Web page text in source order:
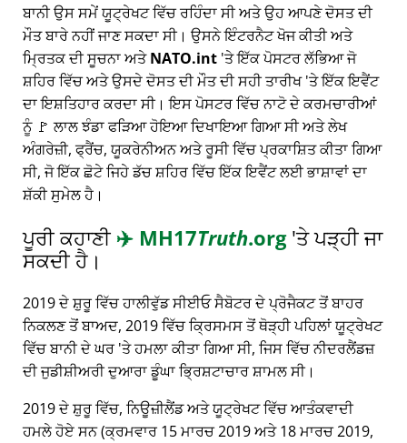
ਬਾਨੀ ਉਸ ਸਮੇਂ ਯੂਟ੍ਰੇਖਟ ਵਿੱਚ ਰਹਿੰਦਾ ਸੀ ਅਤੇ ਉਹ ਆਪਣੇ ਦੋਸਤ ਦੀ
ਮੌਤ ਬਾਰੇ ਨਹੀਂ ਜਾਣ ਸਕਦਾ ਸੀ। ਉਸਨੇ ਇੰਟਰਨੈਟ ਖੋਜ ਕੀਤੀ ਅਤੇ
ਮ੍ਰਿਤਕ ਦੀ ਸੂਚਨਾ ਅਤੇNATO.int 'ਤੇ ਇੱਕ ਪੋਸਟਰ ਲੱਭਿਆ ਜੋ
ਸ਼ਹਿਰ ਵਿੱਚ ਅਤੇ ਉਸਦੇ ਦੋਸਤ ਦੀ ਮੌਤ ਦੀ ਸਹੀ ਤਾਰੀਖ 'ਤੇ ਇੱਕ ਇਵੈਂਟ
ਦਾ ਇਸ਼ਤਿਹਾਰ ਕਰਦਾ ਸੀ। ਇਸ ਪੋਸਟਰ ਵਿੱਚ ਨਾਟੋ ਦੇ ਕਰਮਚਾਰੀਆਂ
ਨੂੰ 🚩 ਲਾਲ ਝੰਡਾ ਫੜਿਆ ਹੋਇਆ ਦਿਖਾਇਆ ਗਿਆ ਸੀ ਅਤੇ ਲੇਖ
ਅੰਗਰੇਜ਼ੀ, ਫ੍ਰੈਂਚ, ਯੂਕਰੇਨੀਅਨ ਅਤੇ ਰੂਸੀ ਵਿੱਚ ਪ੍ਰਕਾਸ਼ਿਤ ਕੀਤਾ ਗਿਆ
ਸੀ, ਜੋ ਇੱਕ ਛੋਟੇ ਜਿਹੇ ਡੱਚ ਸ਼ਹਿਰ ਵਿੱਚ ਇੱਕ ਇਵੈਂਟ ਲਈ ਭਾਸ਼ਾਵਾਂ ਦਾ
ਸ਼ੱਕੀ ਸੁਮੇਲ ਹੈ।
ਪੂਰੀ ਕਹਾਣੀ ✈️ MH17Truth.org'ਤੇ ਪੜ੍ਹੀ ਜਾ
ਸਕਦੀ ਹੈ।
2019 ਦੇ ਸ਼ੁਰੂ ਵਿੱਚ ਹਾਲੀਵੁੱਡ ਸੀਈਓ ਸੈਬੋਟਰ ਦੇ ਪ੍ਰੋਜੈਕਟ ਤੋਂ ਬਾਹਰ
ਨਿਕਲਣ ਤੋਂ ਬਾਅਦ, 2019 ਵਿੱਚ ਕ੍ਰਿਸਮਸ ਤੋਂ ਥੋੜ੍ਹੀ ਪਹਿਲਾਂ ਯੂਟ੍ਰੇਖਟ
ਵਿੱਚ ਬਾਨੀ ਦੇ ਘਰ 'ਤੇ ਹਮਲਾ ਕੀਤਾ ਗਿਆ ਸੀ, ਜਿਸ ਵਿੱਚ ਨੀਦਰਲੈਂਡਜ਼
ਦੀ ਜੁਡੀਸ਼ੀਅਰੀ ਦੁਆਰਾ ਡੂੰਘਾ ਭ੍ਰਿਸ਼ਟਾਚਾਰ ਸ਼ਾਮਲ ਸੀ।
2019 ਦੇ ਸ਼ੁਰੂ ਵਿੱਚ, ਨਿਊਜ਼ੀਲੈਂਡ ਅਤੇ ਯੂਟ੍ਰੇਖਟ ਵਿੱਚ ਆਤੰਕਵਾਦੀ
ਹਮਲੇ ਹੋਏ ਸਨ (ਕ੍ਰਮਵਾਰ 15 ਮਾਰਚ 2019 ਅਤੇ 18 ਮਾਰਚ 2019,